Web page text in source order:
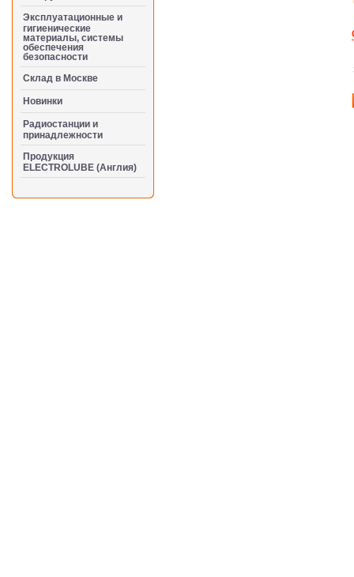
Эксплуатационные и
гигиенические
материалы, системы
обеспечения
безопасности
Cклад в Москве
Новинки
Радиостанции и
принадлежности
Продукция
ELECTROLUBE (Англия)